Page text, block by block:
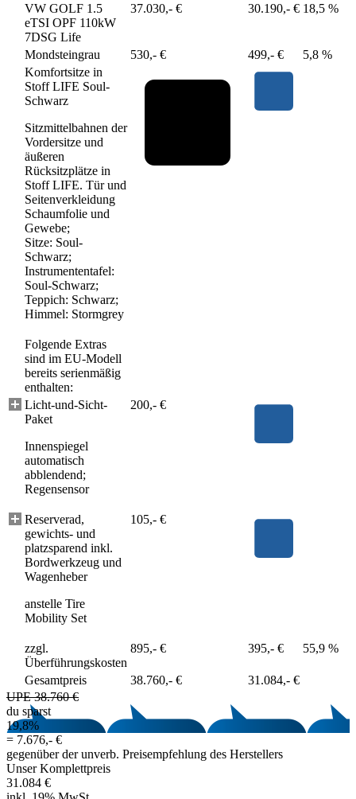
VW GOLF 1.5
eTSI OPF 110kW
7DSG Life
37.030,- € 30.190,- € 18,5 %
Mondsteingrau 530,- € 499,- €
5,8 %
Komfortsitze in
Stoff LIFE Soul-
Schwarz
Sitzmittelbahnen der
Vordersitze und
äußeren
Rücksitzplätze in
Stoff LIFE. Tür und
Seitenverkleidung
Schaumfolie und
Gewebe;
Sitze: Soul-
Schwarz;
Instrumententafel:
Soul-Schwarz;
Teppich: Schwarz;
Himmel: Stormgrey
Folgende Extras
sind im EU-Modell
bereits serienmäßig
enthalten:
Licht-und-Sicht-
Paket
Innenspiegel
automatisch
abblendend;
Regensensor
200,- €
Reserverad,
gewichts- und
platzsparend inkl.
Bordwerkzeug und
Wagenheber
anstelle Tire
Mobility Set
105,- €
zzgl.
Überführungskosten
895,- € 395,- € 55,9 %
Gesamtpreis 38.760,- €
31.084,- €
UPE 38.760 €
du sparst
19,8%
= 7.676,- €
gegenüber der unverb. Preisempfehlung des Herstellers
Unser Komplettpreis
31.084 €